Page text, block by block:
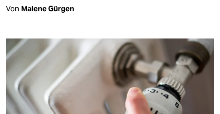
Von Malene Gürgen